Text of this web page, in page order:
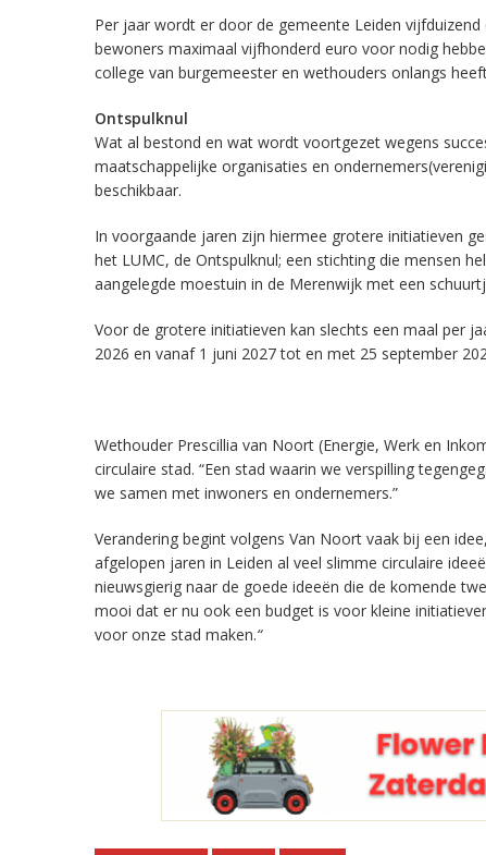
Per jaar wordt er door de gemeente Leiden
bewoners maximaal vijfhonderd euro voor nodig
college van burgemeester en wethouders onlangs
Ontspulknul
Wat al bestond en wat wordt voortgezet wegens
maatschappelijke organisaties en
beschikbaar.
In voorgaande jaren zijn hiermee grotere initiatieven
het LUMC, de Ontspulknul; een stichting die mensen
aangelegde moestuin in de Merenwijk met een
Voor de grotere initiatieven kan slechts een maal per
2026 en vanaf 1 juni 2027 tot en met 25 september
Wethouder Prescillia van Noort (Energie, Werk en
circulaire stad. “Een stad waarin we verspilling
we samen met inwoners en ondernemers.”
Verandering begint volgens Van Noort vaak bij een
afgelopen jaren in Leiden al veel slimme circulaire
nieuwsgierig naar de goede ideeën die de komende
mooi dat er nu ook een budget is voor kleine
voor onze stad maken.“